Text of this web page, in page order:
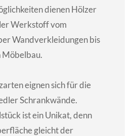
dienen Hölzer
Werkstoff vom
Wandverkleidungen bis
Möbelbau.
eignen sich für die
Schrankwände.
ist ein Unikat, denn
gleicht der